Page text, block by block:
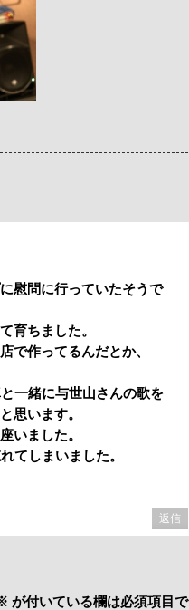
慰問に行っていたそうで
育ちました。
で作ってるんだとか、
一緒に与世山さんの歌を
思います。
いました。
てしまいました。
返信
が付いている欄は必須項目で